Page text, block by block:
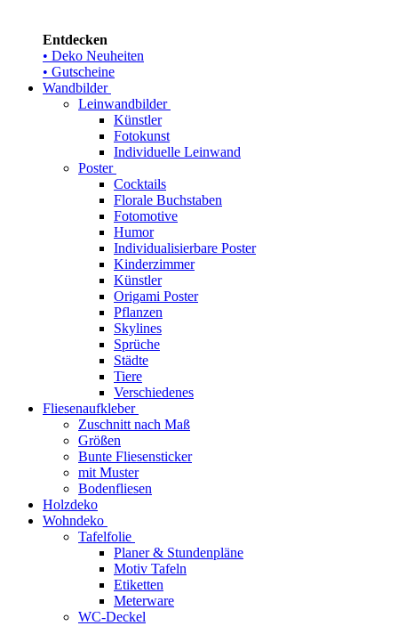
Entdecken
• Deko Neuheiten
• Gutscheine
Wandbilder
Leinwandbilder
Künstler
Fotokunst
Individuelle Leinwand
Poster
Cocktails
Florale Buchstaben
Fotomotive
Humor
Individualisierbare Poster
Kinderzimmer
Künstler
Origami Poster
Pflanzen
Skylines
Sprüche
Städte
Tiere
Verschiedenes
Fliesenaufkleber
Zuschnitt nach Maß
Größen
Bunte Fliesensticker
mit Muster
Bodenfliesen
Holzdeko
Wohndeko
Tafelfolie
Planer & Stundenpläne
Motiv Tafeln
Etiketten
Meterware
WC-Deckel